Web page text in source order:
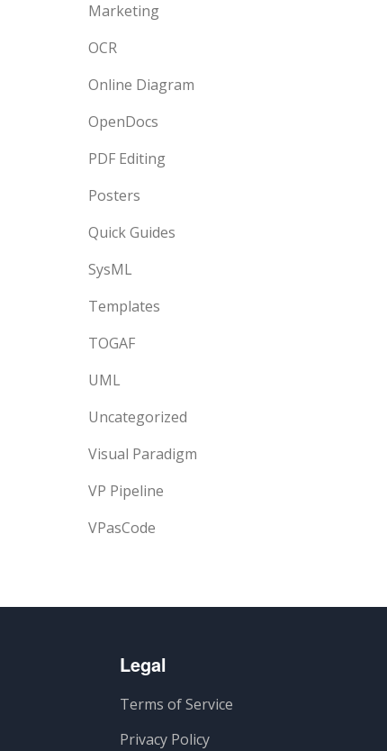
Marketing
OCR
Online Diagram
OpenDocs
PDF Editing
Posters
Quick Guides
SysML
Templates
TOGAF
UML
Uncategorized
Visual Paradigm
VP Pipeline
VPasCode
Legal
Terms of Service
Privacy Policy